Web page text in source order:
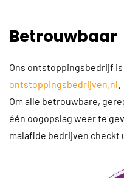
Betrouwbaar
Ons ontstoppingsbedrijf
ontstoppingsbedrijven.nl
Om alle betrouwbare,
één oogopslag weer te
malafide bedrijven checkt